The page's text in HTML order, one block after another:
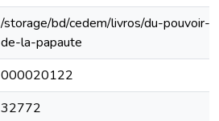
/storage/bd/cedem/livros/du-pouvoir-
de-la-papaute
000020122
32772